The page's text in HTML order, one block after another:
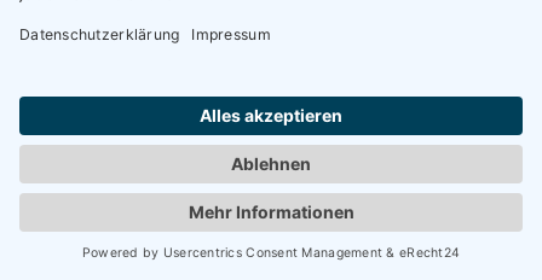
Unsere Tangofamilie kommt in Worms bei
Livemusik zusammen
Sebastian, Tanya, Oscar, Marianna und Daniel sind
dabei Carolina, Sofía, Marco und Sebastián sind